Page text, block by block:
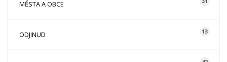
MĚSTA A OBCE
ODJINUD 13